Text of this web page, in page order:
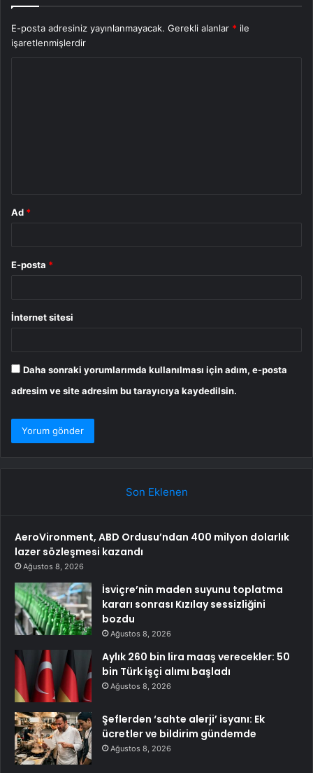
E-posta adresiniz yayınlanmayacak. Gerekli alanlar * ile
işaretlenmişlerdir
Ad *
E-posta *
İnternet sitesi
Daha sonraki yorumlarımda kullanılması için adım, e-posta
adresim ve site adresim bu tarayıcıya kaydedilsin.
Son Eklenen
AeroVironment, ABD Ordusu’ndan 400 milyon dolarlık
lazer sözleşmesi kazandı
Ağustos 8, 2026
İsviçre’nin maden suyunu toplatma
kararı sonrası Kızılay sessizliğini
bozdu
Ağustos 8, 2026
Aylık 260 bin lira maaş verecekler: 50
bin Türk işçi alımı başladı
Ağustos 8, 2026
Şeflerden ‘sahte alerji’ isyanı: Ek
ücretler ve bildirim gündemde
Ağustos 8, 2026